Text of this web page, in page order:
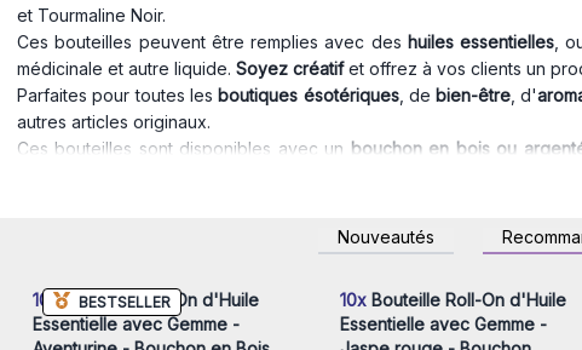
et Tourmaline Noir.
Ces bouteilles peuvent être remplies avec des huiles essentielles ,
médicinale et autre liquide. Soyez créatifet offrez à vos clients un
Parfaites pour toutes les boutiques ésotériques, de bien-être , d'
autres articles originaux.
Ces bouteilles sont disponibles avec un bouchon en bois ou
Nouveautés
BESTSELLER
10xBouteille Roll-On d'Huile
Essentielle avec Gemme -
Connectez-vous ou inscrivez-
vous pour accéder aux prix de
gros
10xBouteille Roll-On d'Huile
Essentielle avec Gemme -